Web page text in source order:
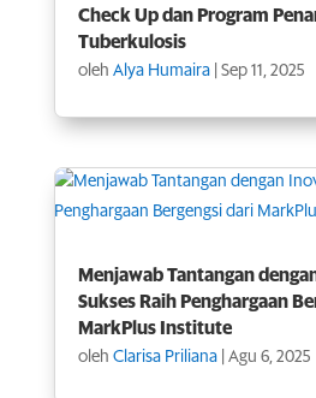
Check Up dan Program
Tuberkulosis
oleh Alya Humaira| Sep 11, 2025
Menjawab Tantangan
Sukses Raih Penghargaan
MarkPlus Institute
oleh Clarisa Priliana| Agu 6, 2025